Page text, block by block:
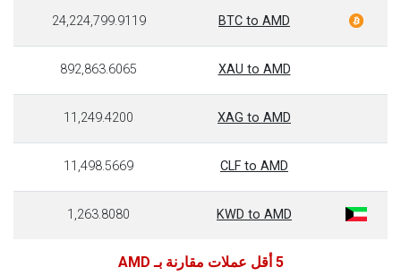
BTC to AMD
24,224,799.9119
XAU to AMD
892,863.6065
XAG to AMD
11,249.4200
CLF to AMD
11,498.5669
KWD to AMD
1,263.8080
5 أقل عملات مقارنة بـ AMD